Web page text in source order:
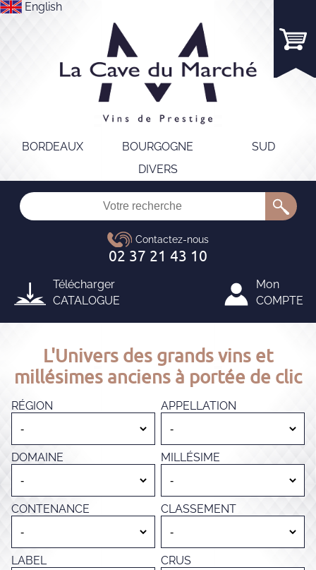
English
BORDEAUX BOURGOGNE
SUD
DIVERS
Télécharger
CATALOGUE
Mon
COMPTE
L'Univers des grands vins et
millésimes anciens à portée de clic
RÉGION APPELLATION
DOMAINE MILLÉSIME
CONTENANCE CLASSEMENT
LABEL CRUS